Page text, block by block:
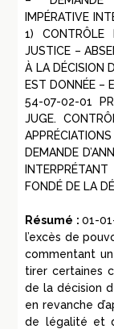
IMPÉRATIVE
1) CONTRÔLE
JUSTICE –
À LA DÉCISION
EST DONNÉE –
54-07-02-01
JUGE.
DEMANDE
FONDÉ DE LA
Résumé : 01-
l’excès de
commentant
tirer certaines
de la décision
en revanche
de légalité et